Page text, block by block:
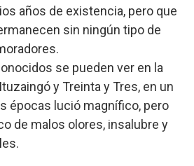
años de existencia, pero que
sin ningún tipo de
se pueden ver en la
y Treinta y Tres, en un
épocas lució magnífico, pero
de malos olores, insalubre y